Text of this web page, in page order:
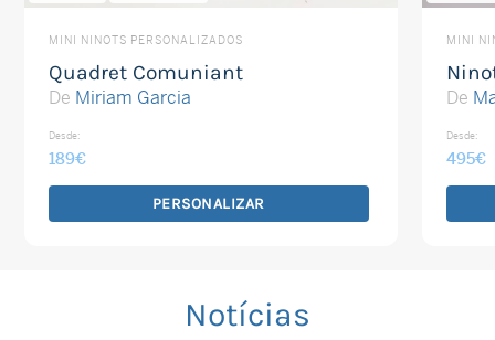
MINI NINOTS PERSONALIZADOS
Quadret Comuniant
De Miriam Garcia
Desde:
189€
PERSONALIZAR
MINI
De
Desde:
495€
Notícias